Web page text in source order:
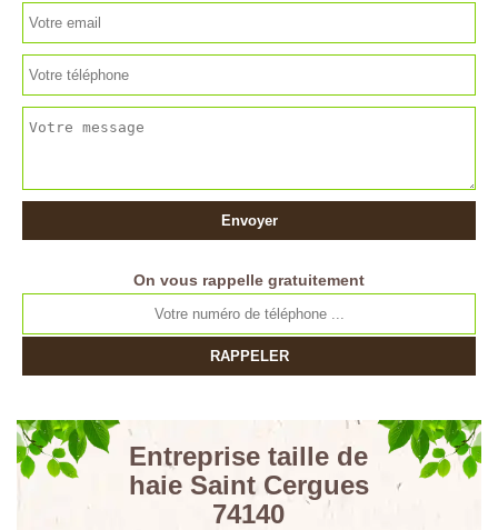
On vous rappelle gratuitement
Entreprise taille de
haie Saint Cergues
74140